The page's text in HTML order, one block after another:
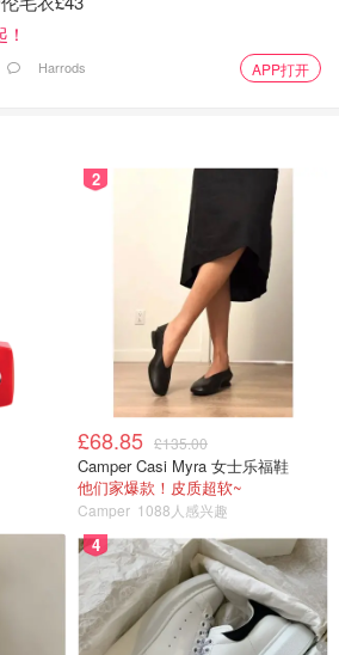
Harrods APP打开
2
£68.85 £135.00
Camper Casi Myra 女士乐福鞋
他们家爆款！皮质超软~
Camper 1088人感兴趣
4